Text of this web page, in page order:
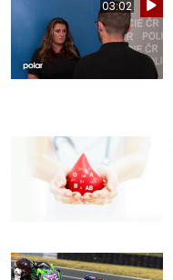
03:02